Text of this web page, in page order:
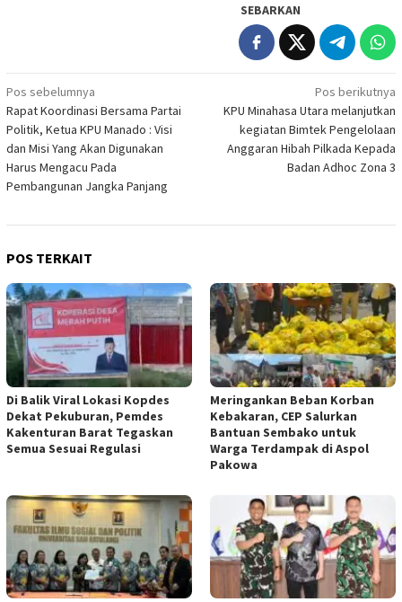
SEBARKAN
Navigasi
pos
Pos sebelumnya
Rapat Koordinasi Bersama Partai
Politik, Ketua KPU Manado : Visi
dan Misi Yang Akan Digunakan
Harus Mengacu Pada
Pembangunan Jangka Panjang
Pos berikutnya
KPU Minahasa Utara melanjutkan
kegiatan Bimtek Pengelolaan
Anggaran Hibah Pilkada Kepada
Badan Adhoc Zona 3
POS TERKAIT
Di Balik Viral Lokasi Kopdes
Dekat Pekuburan, Pemdes
Kakenturan Barat Tegaskan
Semua Sesuai Regulasi
Meringankan Beban Korban
Kebakaran, CEP Salurkan
Bantuan Sembako untuk
Warga Terdampak di Aspol
Pakowa